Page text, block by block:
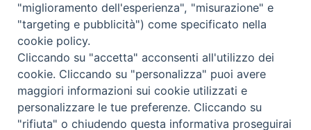
Orari: dal Lunedì al Venerdì Ore: 9:00 - 13:00
Lunedì, Mercoledì e Venerdì, Ore 9:30 - 12:30
"miglioramento dell'esperienza", "misurazione" e
"targeting e pubblicità") come specificato nella
cookie policy.
Cliccando su "accetta" acconsenti all'utilizzo dei
cookie. Cliccando su "personalizza" puoi avere
maggiori informazioni sui cookie utilizzati e
personalizzare le tue preferenze. Cliccando su
"rifiuta" o chiudendo questa informativa proseguirai